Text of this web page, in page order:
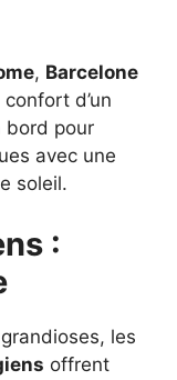
, Barcelone
d’un
bord pour
avec une
soleil.
:
les
offrent